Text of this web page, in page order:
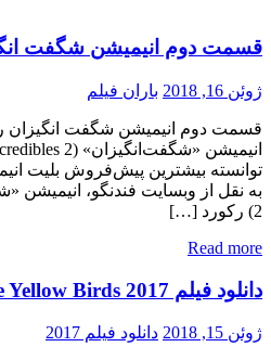
قسمت دوم انیمیشن شگفت‌
ژوئن 16, 2018 باران فیلم
قسمت دوم انیمیشن شگفت‌
توانسته بیشترین پیش‌فروش بلیت
2) رکورد […]
Read more
دانلود فیلم The Yellow Birds 2017
ژوئن 15, 2018 دانلود فیلم 2017